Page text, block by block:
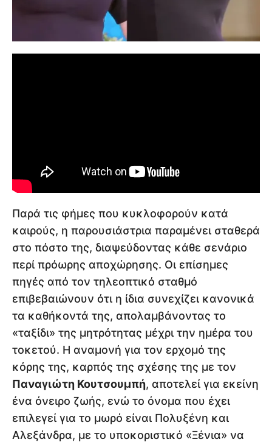
Παρά τις φήμες που κυκλοφορούν κατά
καιρούς, η παρουσιάστρια παραμένει σταθερά
στο πόστο της, διαψεύδοντας κάθε σενάριο
περί πρόωρης αποχώρησης. Οι επίσημες
πηγές από τον τηλεοπτικό σταθμό
επιβεβαιώνουν ότι η ίδια συνεχίζει κανονικά
τα καθήκοντά της, απολαμβάνοντας το
«ταξίδι» της μητρότητας μέχρι την ημέρα του
τοκετού. Η αναμονή για τον ερχομό της
κόρης της, καρπός της σχέσης της με τον
Παναγιώτη Κουτσουμπή, αποτελεί για εκείνη
ένα όνειρο ζωής, ενώ το όνομα που έχει
επιλεγεί για το μωρό είναι Πολυξένη και
Αλεξάνδρα, με το υποκοριστικό «Ξένια» να